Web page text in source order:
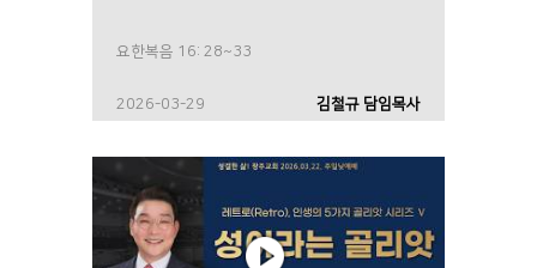
요한복음 16: 28~33
2026-03-29 김철규 담임목사